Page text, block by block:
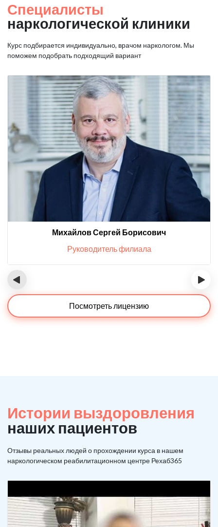
Специалисты
наркологической клиники
Курс подбирается индивидуально, врачом наркологом. Мы
поможем подобрать подходящий вариант
Михайлов Сергей Борисович
Руководитель филиала
‹ ›
Посмотреть лицензию
Истории выздоровления
наших пациентов
Отзывы реальных людей о прохождении курса в нашем
наркологическом реабилитационном центре Рехаб365